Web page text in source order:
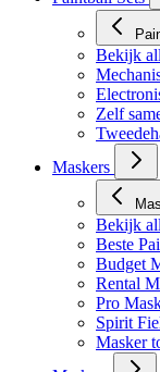
Paintball Sets
Bekijk
Zelf
Maskers
Bekijk
Beste
Budget
Rental
Pro
Spirit
Masker